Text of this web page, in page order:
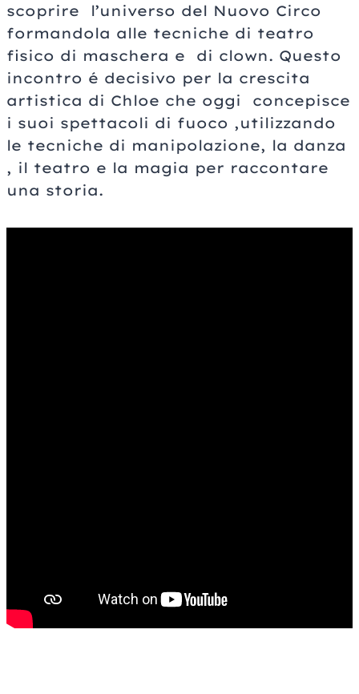
scoprire l’universo del Nuovo Circo
formandola alle tecniche di teatro
fisico di maschera e di clown. Questo
incontro é decisivo per la crescita
artistica di Chloe che oggi concepisce
i suoi spettacoli di fuoco ,utilizzando
le tecniche di manipolazione, la danza
, il teatro e la magia per raccontare
una storia.